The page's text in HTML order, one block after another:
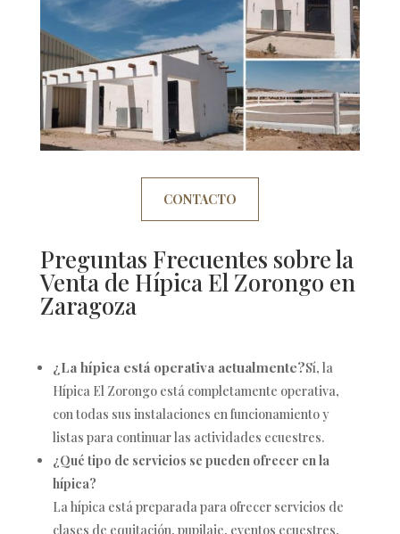
CONTACTO
Preguntas Frecuentes sobre la
Venta de Hípica El Zorongo en
Zaragoza
¿La hípica está operativa actualmente?Sí, la
Hípica El Zorongo está completamente operativa,
con todas sus instalaciones en funcionamiento y
listas para continuar las actividades ecuestres.
¿Qué tipo de servicios se pueden ofrecer en la
hípica?
La hípica está preparada para ofrecer servicios de
clases de equitación, pupilaje, eventos ecuestres,